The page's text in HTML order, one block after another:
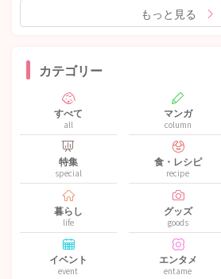
もっと見る
カテゴリー
すべて
all
マンガ
column
特集
special
食・レシピ
recipe
暮らし
life
グッズ
goods
イベント
event
エンタメ
entame